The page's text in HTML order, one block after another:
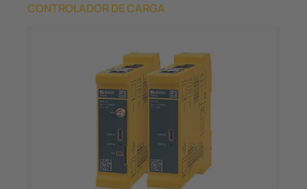
CONTROLADOR DE CARGA